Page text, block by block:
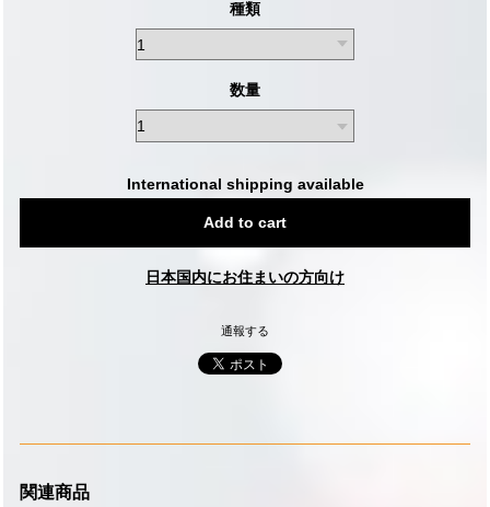
種類
数量
International shipping available
Add to cart
日本国内にお住まいの方向け
通報する
関連商品